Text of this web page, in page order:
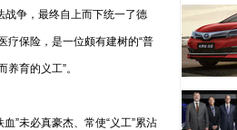
战争，最终自上而下统一了德
疗保险，是一位颇有建树的“普
育的义工”。
”未必真豪杰、常使“义工”累沾